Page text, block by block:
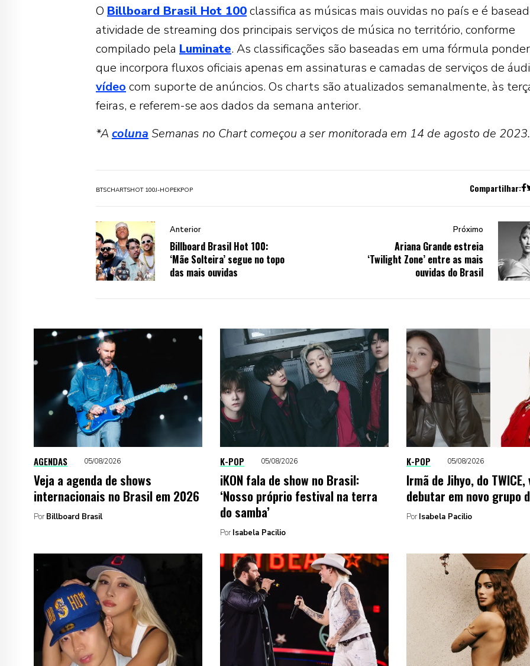
O Billboard Brasil Hot 100classifica as músicas mais ouvidas no país e é
atividade de streaming dos principais serviços de música no território, conforme
compilado pela Luminate. As classificações são baseadas em uma fórmula
que incorpora fluxos oficiais apenas em assinaturas e camadas de serviços de
vídeocom suporte de anúncios. Os charts são atualizados semanalmente, às
feiras, e referem-se aos dados da semana anterior.
*A colunaSemanas no Chart começou a ser monitorada em 14 de agosto de 2023.
BTSCHARTSHOT 100J-HOPEKPOP Compartilhar:
Anterior
Billboard Brasil Hot 100:
‘Mãe Solteira’ segue no topo
das mais ouvidas
Próximo
Ariana Grande estreia
‘Twilight Zone’ entre as mais
ouvidas do Brasil
AGENDAS 05/08/2026
Veja a agenda de shows
internacionais no Brasil em 2026
Por Billboard Brasil
K-POP 05/08/2026
iKON fala de show no Brasil:
‘Nosso próprio festival na terra
do samba’
Por Isabela Pacilio
K-POP 05/08/2026
Irmã de Jihyo, do TWICE,
debutar em novo grupo
Por Isabela Pacilio